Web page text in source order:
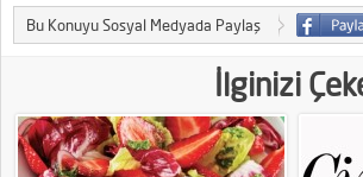
Bu Konuyu Sosyal Medyada Paylaş
İlginizi